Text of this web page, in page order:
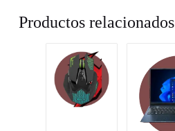
Productos relacionados